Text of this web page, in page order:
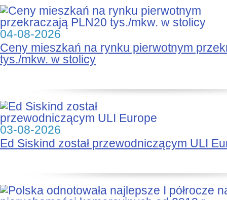
04-08-2026
Ceny mieszkań na rynku pierwotnym
tys./mkw. w stolicy
03-08-2026
Ed Siskind został przewodniczącym ULI